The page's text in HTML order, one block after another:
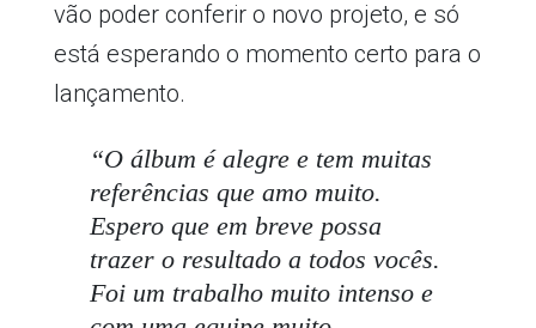
vão poder conferir o novo projeto, e só
está esperando o momento certo para o
lançamento.
“O álbum é alegre e tem muitas
referências que amo muito.
Espero que em breve possa
trazer o resultado a todos vocês.
Foi um trabalho muito intenso e